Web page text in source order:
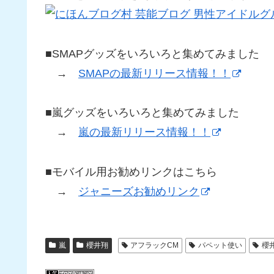
■SMAPグッズをいろいろと集めてみました
→ SMAPの最新リリース情報！！
■嵐グッズをいろいろと集めてみました
→ 嵐の最新リリース情報！！
■モバイル用お勧めリンクはこちら
→ ジャニーズお勧めリンク
嵐 櫻井翔 アフラックCM パペット使い 櫻